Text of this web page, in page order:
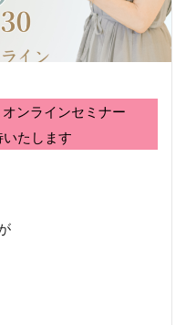
ンラインセミナー
たします